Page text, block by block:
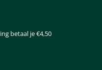
betaal je €4,50